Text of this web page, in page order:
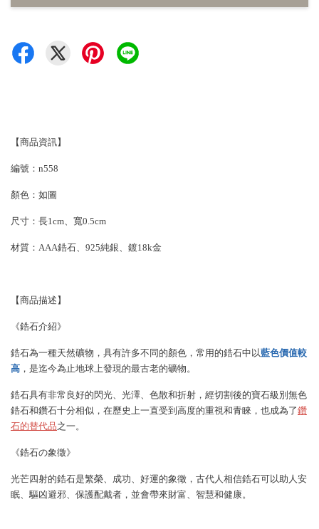
【商品資訊】
編號：n558
顏色：如圖
尺寸： 長1cm、寬0.5cm
材質：AAA鋯石、925純銀、鍍18k金
【商品描述】
《鋯石介紹》
鋯石為一種天然礦物，具有許多不同的顏色，常用的鋯石中以藍色價值較
高 ，是迄今為止地球上發現的最古老的礦物。
鋯石具有非常良好的閃光、光澤、色散和折射，經切割後的寶石級別無色
鋯石和鑽石十分相似，在歷史上一直受到高度的重視和青睞，也成為了鑽
石的替代品之一。
《鋯石の象徵》
光芒四射的鋯石是繁榮、成功、好運的象徵，古代人相信鋯石可以助人安
眠、驅凶避邪、保護配戴者，並會帶來財富、智慧和健康。